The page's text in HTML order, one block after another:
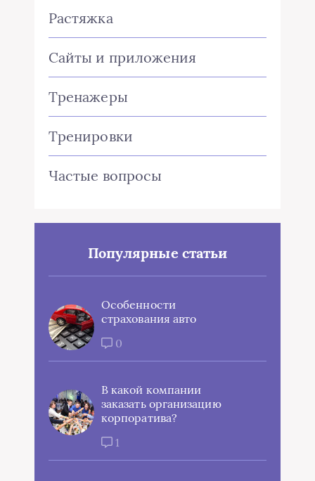
Растяжка
Сайты и приложения
Тренажеры
Тренировки
Частые вопросы
Популярные статьи
Особенности
страхования авто
0
В какой компании
заказать организацию
корпоратива?
1